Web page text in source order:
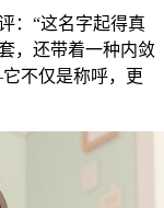
：“这名字起得真
，还带着一种内敛
不仅是称呼，更